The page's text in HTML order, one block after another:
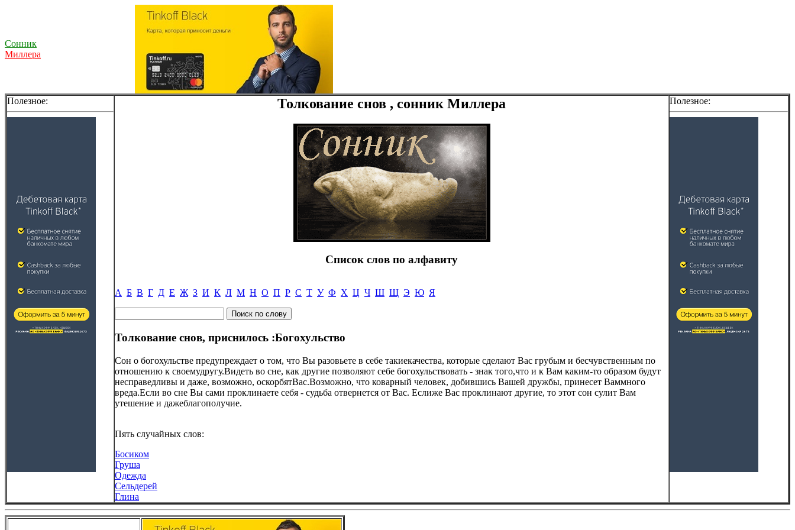
Сонник
Миллера
Полезное: Толкование снов , сонник Миллера
Список слов по алфавиту
А Б В Г Д Е Ж З И К Л М Н О П Р С Т У Ф Х Ц Ч Ш Щ Э Ю Я
Толкование снов, приснилось :Богохульство
Сон о богохульстве предупреждает о том, что Вы разовьете в себе такиекачества, которые сделают Вас грубым и бесчувственным по
отношению к своемудругу.Видеть во сне, как другие позволяют себе богохульствовать - знак того,что и к Вам каким-то образом будут
несправедливы и даже, возможно, оскорбятВас.Возможно, что коварный человек, добившись Вашей дружбы, принесет Ваммного
вреда.Если во сне Вы сами проклинаете себя - судьба отвернется от Вас. Еслиже Вас проклинают другие, то этот сон сулит Вам
утешение и дажеблагополучие.
Пять случайных слов:
Босиком
Груша
Одежда
Сельдерей
Глина
Полезное: